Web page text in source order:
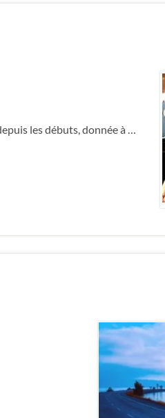
les débuts, donnée à …